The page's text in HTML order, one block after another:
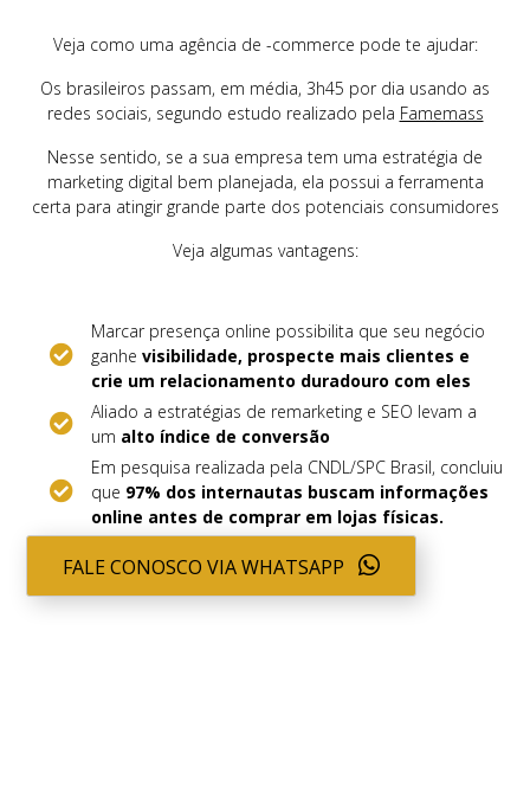
Veja como uma agência de -commerce pode te ajudar:
Os brasileiros passam, em média, 3h45 por dia usando as
redes sociais, segundo estudo realizado pela Famemass
Nesse sentido, se a sua empresa tem uma estratégia de
marketing digital bem planejada, ela possui a ferramenta
certa para atingir grande parte dos potenciais consumidores
Veja algumas vantagens:
Marcar presença online possibilita que seu negócio
ganhevisibilidade, prospecte mais clientes e
crie um relacionamento duradouro com eles
Aliado a estratégias de remarketing e SEO levam a
um alto índice de conversão
Em pesquisa realizada pela CNDL/SPC Brasil, concluiu
que 97% dos internautas buscam informações
online antes de comprar em lojas físicas.
FALE CONOSCO VIA WHATSAPP